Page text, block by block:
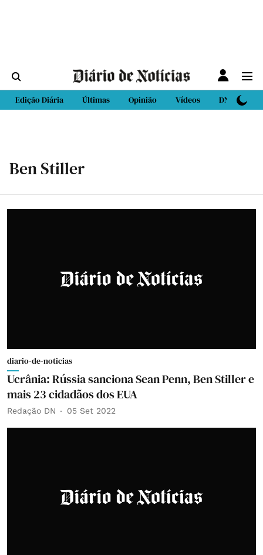
Edição Diária Últimas Opinião Vídeos DN Sport
Ben Stiller
diario-de-noticias
Ucrânia: Rússia sanciona Sean Penn, Ben Stiller e
mais 23 cidadãos dos EUA
Redação DN 05 Set 2022